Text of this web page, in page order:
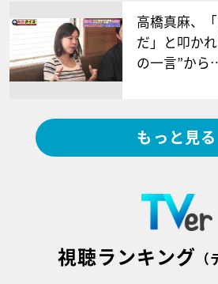
高橋真麻、
だ」と叩か
の一言”から
もっと見る
視聴ランキング